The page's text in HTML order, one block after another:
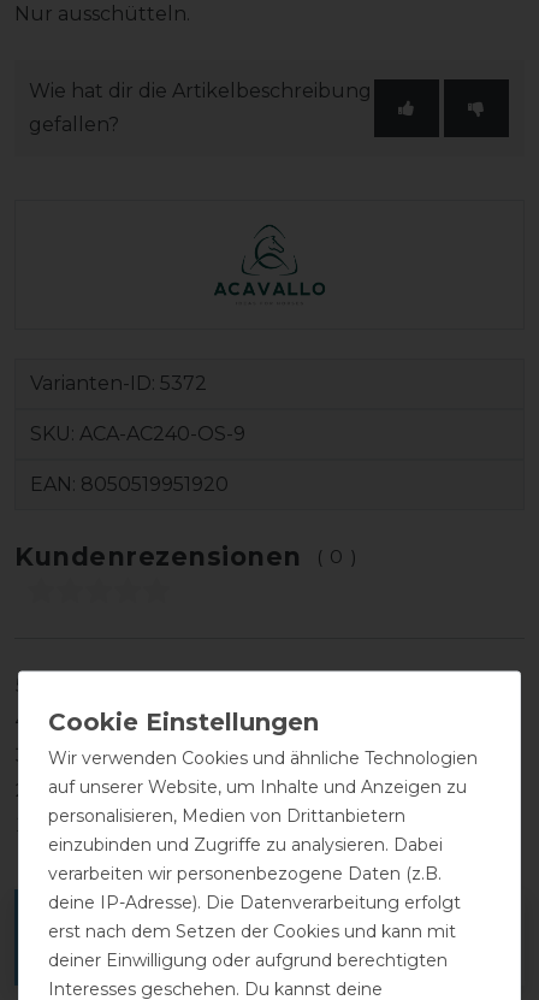
Nur ausschütteln.
Wie hat dir die Artikelbeschreibung
gefallen?
Varianten-ID: 5372
SKU: ACA-AC240-OS-9
EAN: 8050519951920
Kundenrezensionen (0)
5
4
0
3
0
2
0
1
0
Melde dich an, um eine Kundenrezension zu
verfassen.
Wir verwenden Cookies und ähnliche Technologien
auf unserer Website, um Inhalte und Anzeigen zu
personalisieren, Medien von Drittanbietern
einzubinden und Zugriffe zu analysieren. Dabei
verarbeiten wir personenbezogene Daten (z.B.
deine IP-Adresse). Die Datenverarbeitung erfolgt
erst nach dem Setzen der Cookies und kann mit
deiner Einwilligung oder aufgrund berechtigten
Interesses geschehen. Du kannst deine